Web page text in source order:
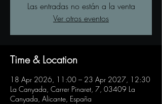
Las entradas no están a la venta
Ver otros eventos
Time & Location
18 Apr 2026, 11:00 – 23 Apr 2027, 12:30
La Canyada, Carrer Pinaret, 7, 03409 La
Canyada, Alicante, España